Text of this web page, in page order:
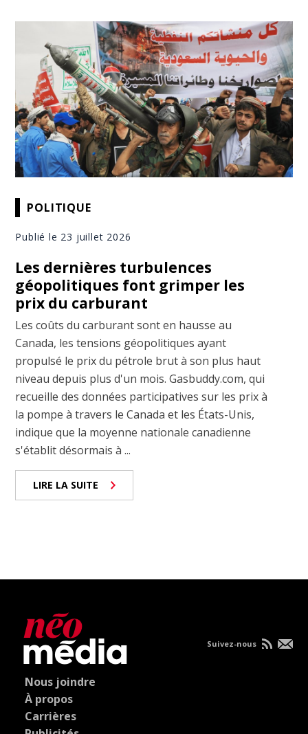
POLITIQUE
Publié le 23 juillet 2026
Les dernières turbulences
géopolitiques font grimper les
prix du carburant
Les coûts du carburant sont en hausse au
Canada, les tensions géopolitiques ayant
propulsé le prix du pétrole brut à son plus haut
niveau depuis plus d'un mois. Gasbuddy.com, qui
recueille des données participatives sur les prix à
la pompe à travers le Canada et les États-Unis,
indique que la moyenne nationale canadienne
s'établit désormais à ...
LIRE LA SUITE
Nous joindre
À propos
Carrières
Suivez-nous